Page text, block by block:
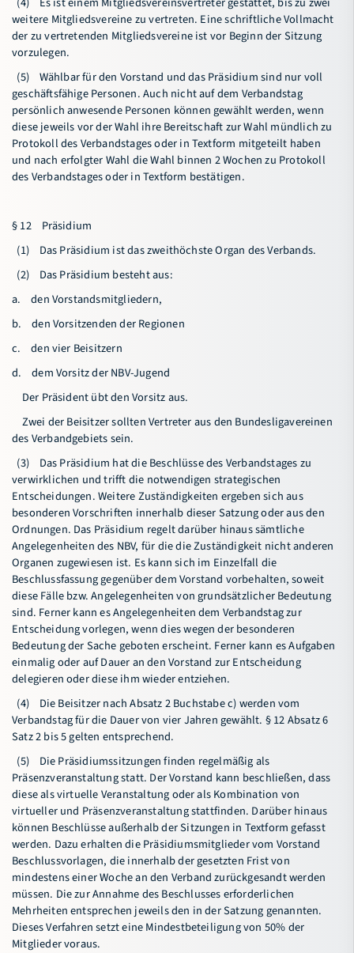
weitere Mitgliedsvereine zu vertreten. Eine schriftliche Vollmacht
der zu vertretenden Mitgliedsvereine ist vor Beginn der Sitzung
vorzulegen.
(5) Wählbar für den Vorstand und das Präsidium sind nur voll
geschäftsfähige Personen. Auch nicht auf dem Verbandstag
persönlich anwesende Personen können gewählt werden, wenn
diese jeweils vor der Wahl ihre Bereitschaft zur Wahl mündlich zu
Protokoll des Verbandstages oder in Textform mitgeteilt haben
und nach erfolgter Wahl die Wahl binnen 2 Wochen zu Protokoll
des Verbandstages oder in Textform bestätigen.
§ 12 Präsidium
(1) Das Präsidium ist das zweithöchste Organ des Verbands.
(2) Das Präsidium besteht aus:
a. den Vorstandsmitgliedern,
b. den Vorsitzenden der Regionen
c. den vier Beisitzern
d. dem Vorsitz der NBV-Jugend
Der Präsident übt den Vorsitz aus.
Zwei der Beisitzer sollten Vertreter aus den Bundesligavereinen
des Verbandgebiets sein.
(3) Das Präsidium hat die Beschlüsse des Verbandstages zu
verwirklichen und trifft die notwendigen strategischen
Entscheidungen. Weitere Zuständigkeiten ergeben sich aus
besonderen Vorschriften innerhalb dieser Satzung oder aus den
Ordnungen. Das Präsidium regelt darüber hinaus sämtliche
Angelegenheiten des NBV, für die die Zuständigkeit nicht anderen
Organen zugewiesen ist. Es kann sich im Einzelfall die
Beschlussfassung gegenüber dem Vorstand vorbehalten, soweit
diese Fälle bzw. Angelegenheiten von grundsätzlicher Bedeutung
sind. Ferner kann es Angelegenheiten dem Verbandstag zur
Entscheidung vorlegen, wenn dies wegen der besonderen
Bedeutung der Sache geboten erscheint. Ferner kann es Aufgaben
einmalig oder auf Dauer an den Vorstand zur Entscheidung
delegieren oder diese ihm wieder entziehen.
(4) Die Beisitzer nach Absatz 2 Buchstabe c) werden vom
Verbandstag für die Dauer von vier Jahren gewählt. § 12 Absatz 6
Satz 2 bis 5 gelten entsprechend.
(5) Die Präsidiumssitzungen finden regelmäßig als
Präsenzveranstaltung statt. Der Vorstand kann beschließen, dass
diese als virtuelle Veranstaltung oder als Kombination von
virtueller und Präsenzveranstaltung stattfinden. Darüber hinaus
können Beschlüsse außerhalb der Sitzungen in Textform gefasst
werden. Dazu erhalten die Präsidiumsmitglieder vom Vorstand
Beschlussvorlagen, die innerhalb der gesetzten Frist von
mindestens einer Woche an den Verband zurückgesandt werden
müssen. Die zur Annahme des Beschlusses erforderlichen
Mehrheiten entsprechen jeweils den in der Satzung genannten.
Dieses Verfahren setzt eine Mindestbeteiligung von 50% der
Mitglieder voraus.